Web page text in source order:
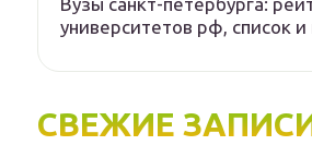
университетов рф, список
СВЕЖИЕ